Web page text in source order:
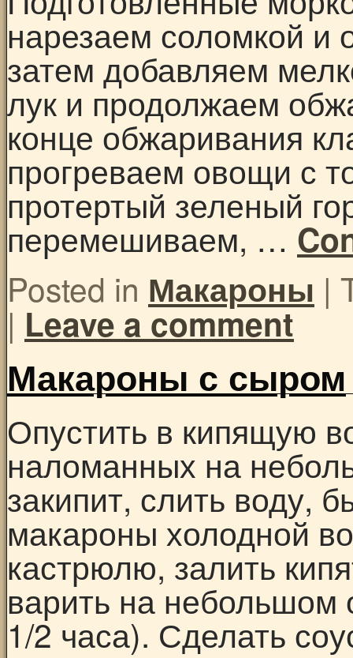
нарезаем соломкой и
затем добавляем
лук и продолжаем
конце обжаривания
прогреваем овощи с
протертый зеленый
перемешиваем, …
Posted in Макароны |
| Leave a comment
Макароны с сыром
Опустить в кипящую
наломанных на
закипит, слить воду,
макароны холодной
кастрюлю, залить
варить на небольшом
1/2 часа). Сделать